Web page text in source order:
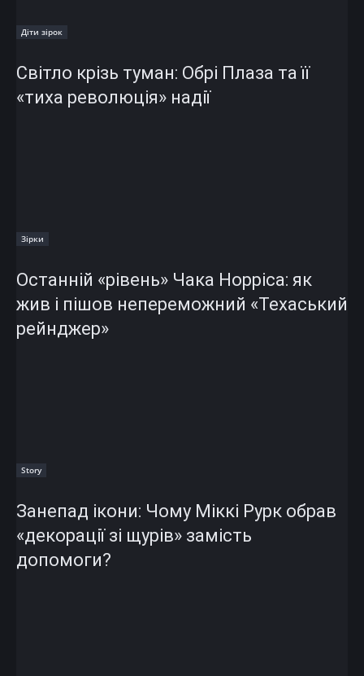
Діти зірок
Світло крізь туман: Обрі Плаза та її
«тиха революція» надії
Зірки
Останній «рівень» Чака Норріса: як
жив і пішов непереможний «Техаський
рейнджер»
Story
Занепад ікони: Чому Міккі Рурк обрав
«декорації зі щурів» замість
допомоги?